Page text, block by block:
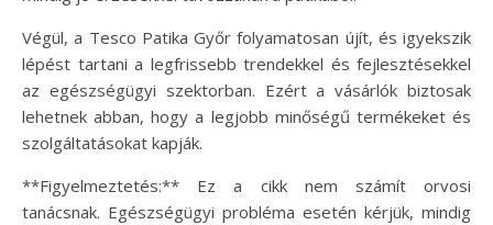
Végül, a Tesco Patika Győr folyamatosan újít, és igyekszik
lépést tartani a legfrissebb trendekkel és fejlesztésekkel
az egészségügyi szektorban. Ezért a vásárlók biztosak
lehetnek abban, hogy a legjobb minőségű termékeket és
szolgáltatásokat kapják.
**Figyelmeztetés:** Ez a cikk nem számít orvosi
tanácsnak. Egészségügyi probléma esetén kérjük, mindig